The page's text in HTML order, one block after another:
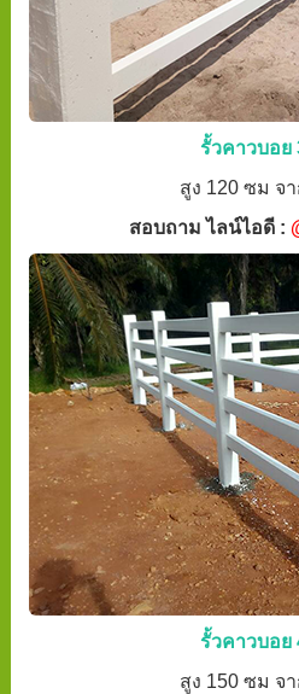
รั้วคาวบอย
สูง 120 ซม จ
สอบถาม ไลน์ไอดี :
รั้วคาวบอย
สูง 150 ซม จ